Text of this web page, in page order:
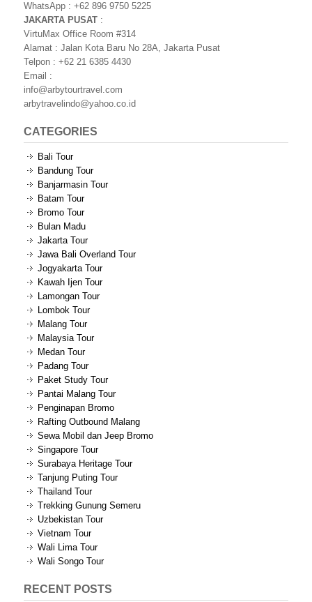
WhatsApp : +62 896 9750 5225
JAKARTA PUSAT :
VirtuMax Office Room #314
Alamat : Jalan Kota Baru No 28A, Jakarta Pusat
Telpon : +62 21 6385 4430
Email :
info@arbytourtravel.com
arbytravelindo@yahoo.co.id
CATEGORIES
Bali Tour
Bandung Tour
Banjarmasin Tour
Batam Tour
Bromo Tour
Bulan Madu
Jakarta Tour
Jawa Bali Overland Tour
Jogyakarta Tour
Kawah Ijen Tour
Lamongan Tour
Lombok Tour
Malang Tour
Malaysia Tour
Medan Tour
Padang Tour
Paket Study Tour
Pantai Malang Tour
Penginapan Bromo
Rafting Outbound Malang
Sewa Mobil dan Jeep Bromo
Singapore Tour
Surabaya Heritage Tour
Tanjung Puting Tour
Thailand Tour
Trekking Gunung Semeru
Uzbekistan Tour
Vietnam Tour
Wali Lima Tour
Wali Songo Tour
RECENT POSTS